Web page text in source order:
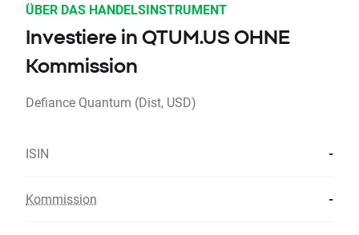
ÜBER DAS HANDELSINSTRUMENT
Investiere in QTUM.US OHNE
Kommission
Defiance Quantum (Dist, USD)
ISIN -
Kommission -